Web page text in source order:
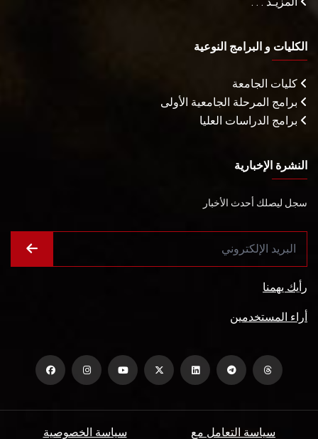
الكليات و البرامج النوعية
كليات الجامعة
برامج المرحلة الجامعية الأولى
برامج الدراسات العليا
النشرة الإخبارية
سجل ليصلك أحدث الأخبار
رأيك يهمنا
أراء المستخدمين
سياسة الخصوصية سياسة التعامل مع